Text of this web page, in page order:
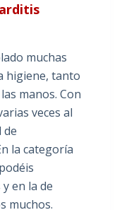
muchas
higiene, tanto
manos. Con
veces al
de
la categoría
en la de
muchos.